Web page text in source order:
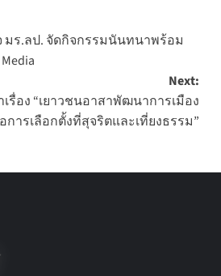
มร.ลป. จัดกิจกรรมนันทนาพร้อม
Next:
รื่อง “เยาวชนอาสาพัฒนาการเมือง
การเลือกตั้งที่สุจริตและเที่ยงธรรม”